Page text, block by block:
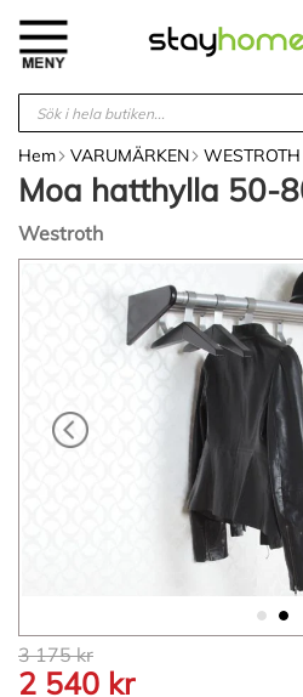
innehållet
Hem VARUMÄRKEN WESTROTH
Moa hatthylla 50-
Westroth
Hoppa
till
3 175 kr
2 540 kr